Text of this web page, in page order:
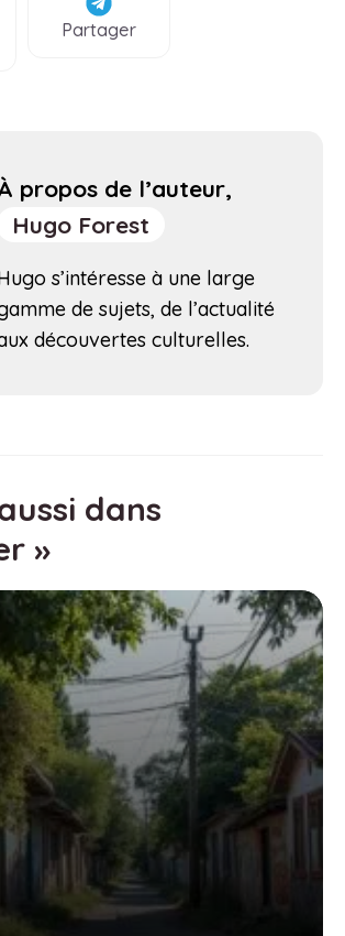
Partager
propos de l’auteur,
Hugo Forest
s’intéresse à une large
de sujets, de l’actualité
découvertes culturelles.
dans
»